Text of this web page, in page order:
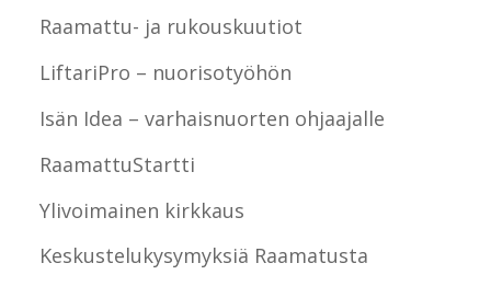
Raamattu- ja rukouskuutiot
LiftariPro – nuorisotyöhön
Isän Idea – varhaisnuorten ohjaajalle
RaamattuStartti
Ylivoimainen kirkkaus
Keskustelukysymyksiä Raamatusta